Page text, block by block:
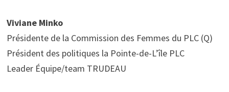
Viviane Minko
Présidente de la Commission des Femmes du PLC (Q)
Président des politiques la Pointe-de-L’île PLC
Leader Équipe/team TRUDEAU